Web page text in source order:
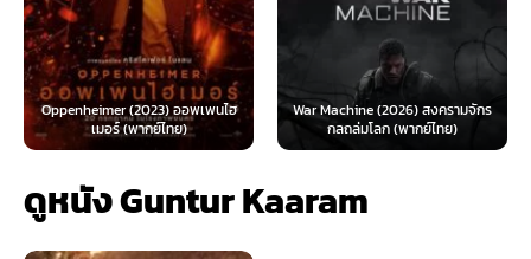
(2023) ออพเพนไฮ
(พากย์ไทย)
War Machine (2026) สงครามจักร
กลถล่มโลก (พากย์ไทย)
Looney Tunes
ดูหนัง Guntur Kaaram